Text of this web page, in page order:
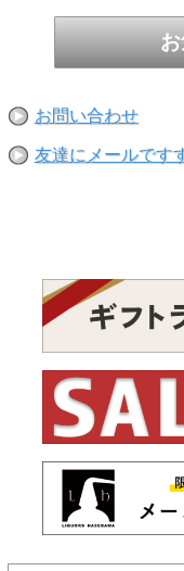
お問い合わせ
友達にメールです